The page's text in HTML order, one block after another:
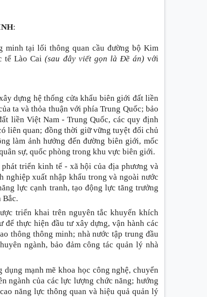
:
minh tại lối thông quan cầu đường bộ Kim
tế Lào Cai(sau đây viết gọn là Đề án)với
dựng hệ thống cửa khẩu biên giới đất liền
ta và thỏa thuận với phía Trung Quốc; bảo
liền Việt Nam - Trung Quốc, các quy định
liên quan; đồng thời giữ vững tuyệt đối chủ
làm ảnh hưởng đến đường biên giới, mốc
sự, quốc phòng trong khu vực biên giới.
triển kinh tế - xã hội của địa phương và
nghiệp xuất nhập khẩu trong và ngoài nước
lực cạnh tranh, tạo động lực tăng trưởng
Bắc.
triển khai trên nguyên tắc khuyến khích
thực hiện đầu tư xây dựng, vận hành các
thông thông minh; nhà nước tập trung đầu
ngành, bảo đảm công tác quản lý nhà
mạnh mẽ khoa học công nghệ, chuyển
ngành của các lực lượng chức năng; hướng
năng lực thông quan và hiệu quả quản lý